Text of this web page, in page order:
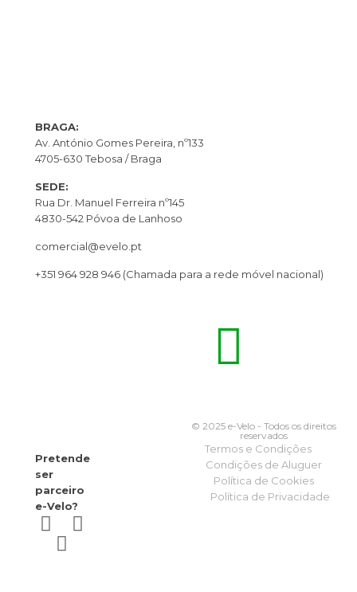
BRAGA:
Av. António Gomes Pereira, nº133
4705-630 Tebosa / Braga
SEDE:
Rua Dr. Manuel Ferreira nº145
4830-542 Póvoa de Lanhoso
comercial@evelo.pt
+351 964 928 946 (Chamada para a rede móvel nacional)
Pretende
ser
parceiro
e-Velo?
© 2025 e-Velo - Todos os direitos
reservados
Termos e Condições
Condições de Aluguer
Política de Cookies
Política de Privacidade